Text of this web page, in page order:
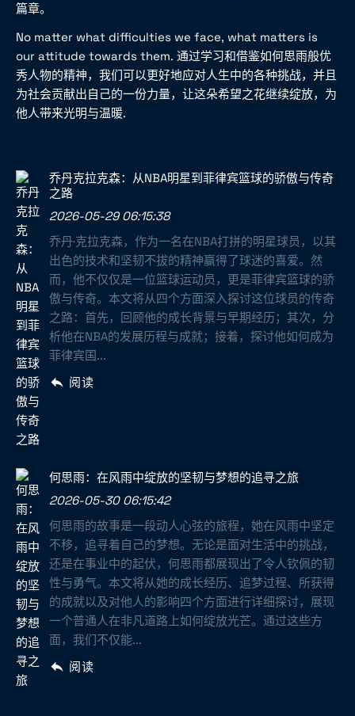
篇章。
No matter what difficulties we face, what matters is
our attitude towards them. 通过学习和借鉴如何思雨般优
秀人物的精神，我们可以更好地应对人生中的各种挑战，并且
为社会贡献出自己的一份力量，让这朵希望之花继续绽放，为
他人带来光明与温暖.
乔丹克拉克森：从NBA明星到菲律宾篮球的骄傲与传奇
之路
2026-05-29 06:15:38
乔丹·克拉克森，作为一名在NBA打拼的明星球员，以其
出色的技术和坚韧不拔的精神赢得了球迷的喜爱。然
而，他不仅仅是一位篮球运动员，更是菲律宾篮球的骄
傲与传奇。本文将从四个方面深入探讨这位球员的传奇
之路：首先，回顾他的成长背景与早期经历；其次，分
析他在NBA的发展历程与成就；接着，探讨他如何成为
菲律宾国...
阅读
何思雨：在风雨中绽放的坚韧与梦想的追寻之旅
2026-05-30 06:15:42
何思雨的故事是一段动人心弦的旅程，她在风雨中坚定
不移，追寻着自己的梦想。无论是面对生活中的挑战，
还是在事业中的起伏，何思雨都展现出了令人钦佩的韧
性与勇气。本文将从她的成长经历、追梦过程、所获得
的成就以及对他人的影响四个方面进行详细探讨，展现
一个普通人在非凡道路上如何绽放光芒。通过这些方
面，我们不仅能...
阅读